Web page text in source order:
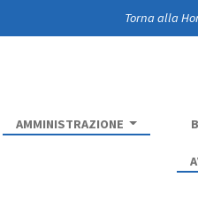
Torna alla
AMMINISTRAZIONE